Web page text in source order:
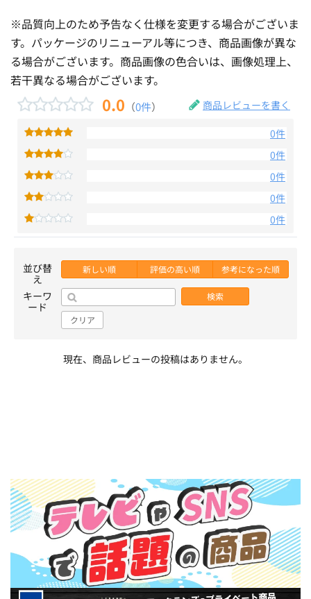
※品質向上のため予告なく仕様を変更する場合がございま
す。パッケージのリニューアル等につき、商品画像が異な
る場合がございます。商品画像の色合いは、画像処理上、
若干異なる場合がございます。
0.0 （0件） 商品レビューを書く
0件
0件
0件
0件
0件
並び替
え
新しい順 評価の高い順 参考になった順
キーワ
ード
検索
クリア
現在、商品レビューの投稿はありません。